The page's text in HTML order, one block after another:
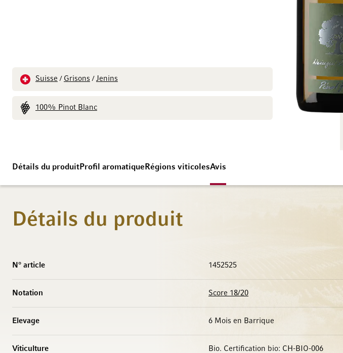
Suisse / Grisons / Jenins
100% Pinot Blanc
Détails du produitProfil aromatique Régions viticolesAvis
Détails du produit
N° article 1452525
Notation Score 18/20
Elevage 6 Mois en Barrique
Viticulture Bio. Certification bio: CH-BIO-006